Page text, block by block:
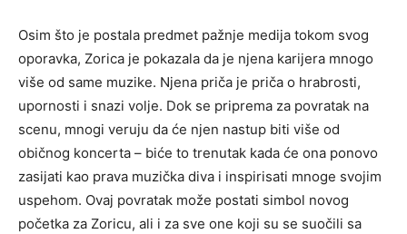
Osim što je postala predmet pažnje medija tokom svog
oporavka, Zorica je pokazala da je njena karijera mnogo
više od same muzike. Njena priča je priča o hrabrosti,
upornosti i snazi volje. Dok se priprema za povratak na
scenu, mnogi veruju da će njen nastup biti više od
običnog koncerta – biće to trenutak kada će ona ponovo
zasijati kao prava muzička diva i inspirisati mnoge svojim
uspehom. Ovaj povratak može postati simbol novog
početka za Zoricu, ali i za sve one koji su se suočili sa